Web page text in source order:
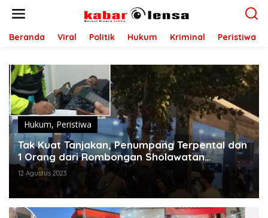
Beranda Viral Politik Hukum Kriminal Peristiwa
Hukum, Peristiwa
Tak Kuat Tanjakan, Penumpang Terpental dan
1 Orang dari Rombongan Sholawatan
Meninggal
12 Agustus 2023